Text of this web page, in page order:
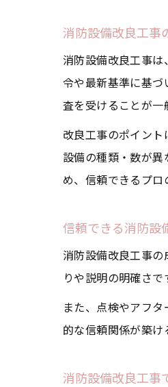
消防設備改良工事
消防設備改良工事
令や最新基準に基
査を受けることが一
改良工事のポイン
設備の種類・数が
め、信頼できるプロ
信頼できる消防設
消防設備改良工事
りや説明の明確さ
また、点検やアフ
的な信頼関係が築け
消防設備改良工事